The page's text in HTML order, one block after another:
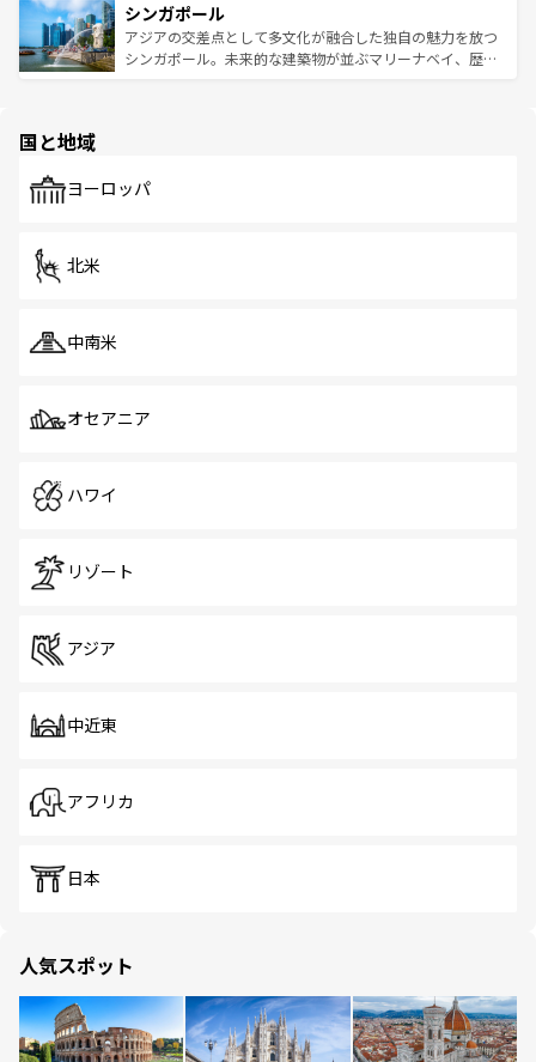
参照してほしい。
激する。気候は一年中温暖で、どの季節にも異なる楽しみ
が待っている。親しみやすいタイの人々、仏教を中心とし
た文化、そして多様な観光資源が、訪れる旅人を魅了し続
み、どこを訪れても感動するはず。観光スポットが密集し
ており、効率よく見どころを回れるのも魅力。息をのむよ
うな絶景から文化的な体験まで、香港を存分に楽しみ尽く
シンガポール
アジアの交差点として多文化が融合した独自の魅力を放つ
シンガポール。未来的な建築物が並ぶマリーナベイ、歴史
で、ホーカーズは地元の風情を楽しめる外せないスポット
国と地域
ヨーロッパ
北米
中南米
オセアニア
ハワイ
リゾート
アジア
中近東
アフリカ
日本
人気スポット